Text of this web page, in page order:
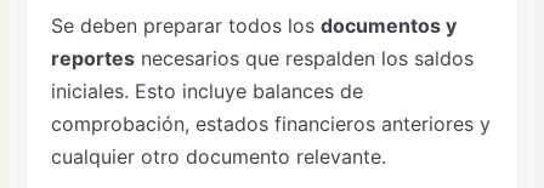
Se deben preparar todos los documentos y
reportes necesarios que respalden los saldos
iniciales. Esto incluye balances de
comprobación, estados financieros anteriores y
cualquier otro documento relevante.